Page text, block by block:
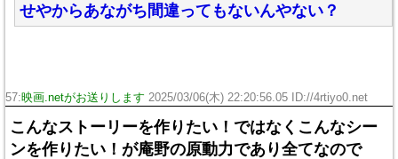
せやからあながち間違ってもないんやない？
57:映画.netがお送りします 2025/03/06(木) 22:20:56.05 ID://4rtiyo0.net
こんなストーリーを作りたい！ではなくこんなシー
ンを作りたい！が庵野の原動力であり全てなので